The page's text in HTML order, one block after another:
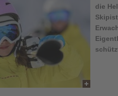
die